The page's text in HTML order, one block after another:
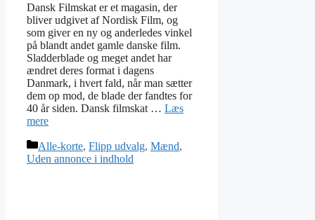
Dansk Filmskat er et magasin, der
bliver udgivet af Nordisk Film, og
som giver en ny og anderledes vinkel
på blandt andet gamle danske film.
Sladderblade og meget andet har
ændret deres format i dagens
Danmark, i hvert fald, når man sætter
dem op mod, de blade der fandtes for
40 år siden. Dansk filmskat … Læs
mere
Kategorier
Alle-korte, Flipp udvalg, Mænd,
Uden annonce i indhold